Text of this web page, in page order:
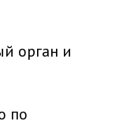
орган и
по